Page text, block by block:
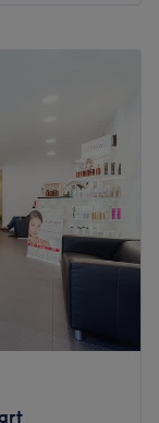
19:00
19:00
Gesloten
situé à
du marais